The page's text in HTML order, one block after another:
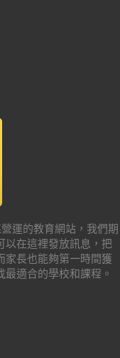
運的教育網站，我們期
以在這裡發放訊息，把
家長也能夠第一時間獲
適合的學校和課程。